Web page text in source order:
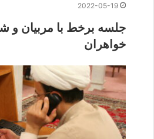
2022-05-19
جلسه برخط با مربیان و
خواهران